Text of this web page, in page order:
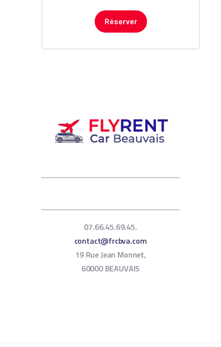
Réserver
07.66.45.69.45.
contact@frcbva.com
19 Rue Jean Monnet,
60000 BEAUVAIS